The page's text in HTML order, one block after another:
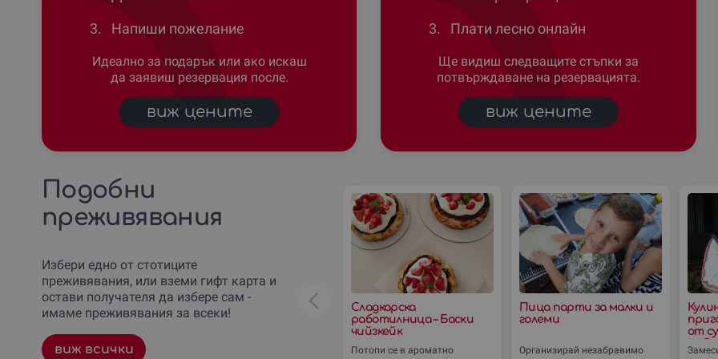
3.
Напиши пожелание
Идеално за подарък или ако искаш
да заявиш резервация после.
виж цените
3.
Плати лесно онлайн
Ще видиш следващите стъпки за
потвърждаване на резервацията.
виж цените
Подобни
преживявания
Избери едно от стотиците
преживявания, или вземи гифт карта и
остави получателя да избере сам -
имаме преживявания за всеки!
виж всички
Сладкарска
работилница – Баски
чийзкейк
Потопи се в ароматно
Пица парти за малки и
големи
Организирай незабравимо
от
– с.